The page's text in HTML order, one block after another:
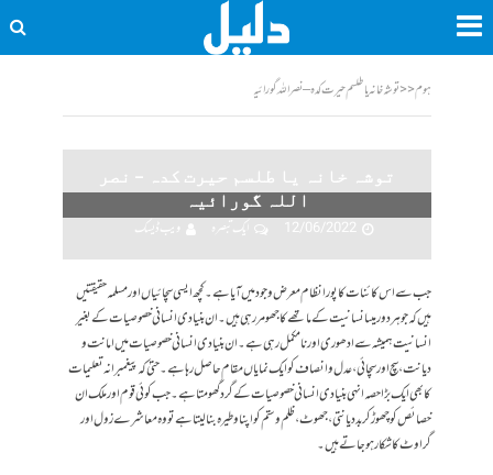
ہوم<<توشہ خانہ یا طلسم حیرت کدہ – نصر اللہ گورائیہ
توشہ خانہ یا طلسم حیرت کدہ – نصر
اللہ گورائیہ
12/06/2022
ایک تبصرہ ویب ڈیسک
جب سے اس کائنات کا پورا نظام معرض وجود میں آیا ہے۔ کچھ ایسی سچائیاں اور مسلمہ حقیقتیں
ہیں کہ جو ہر دور میںانسانیت کے ماتھے کا جھومر رہی ہیں۔ ان بنیادی انسانی خصوصیات کے بغیر
انسانیت ہمیشہ سے ادھوری اور نا مکمل رہی ہے۔ ان بنیادی انسانی خصوصیات میں امانت و
دیانت، سچ اور سچائی ، عدل و انصاف کو ایک نمایاں مقام حاصل رہا ہے۔ حتیٰ کہ پیغمبرانہ تعلیمات
کا بھی ایک بڑا حصہ انہی بنیادی انسانی خصوصیات کے گرد گھومتا ہے۔ جب کوئی قوم اور ملک ان
خصائص کو چھوڑ کر بددیانتی ، جھوٹ ،ظلم و ستم کو اپنا وطیرہ بنالیتا ہے تو وہ معاشرے زول اور
گراوٹ کا شکار ہوجاتے ہیں۔